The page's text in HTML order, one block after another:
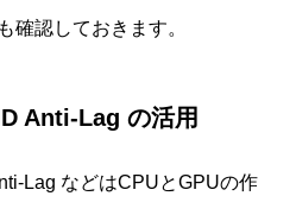
確認しておきます。
Anti-Lag の活用
Lag などはCPUとGPUの作